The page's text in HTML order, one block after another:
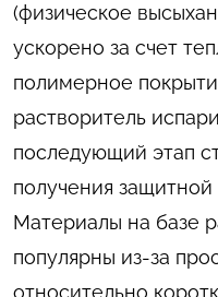
(физическое
ускорено за счет
полимерное
растворитель
последующий этап
получения
Материалы на базе
популярны из-за
относительно